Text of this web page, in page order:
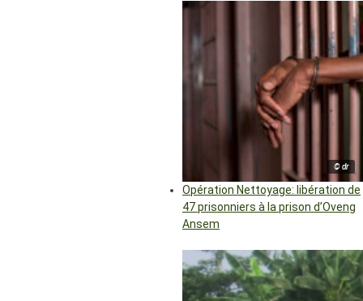
© dr
Opération Nettoyage: libération de
47 prisonniers à la prison d’Oveng
Ansem